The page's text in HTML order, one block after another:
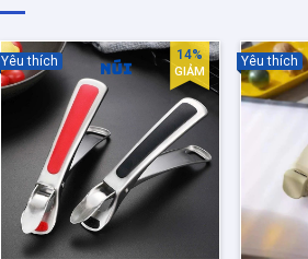
Yêu thích 14%
GIẢM
Yêu thích